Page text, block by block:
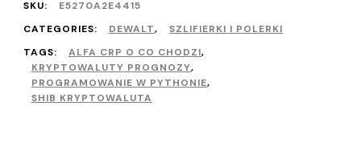
SKU:
E5270A2E4415
CATEGORIES:
DEWALT,
SZLIFIERKI I POLERKI
TAGS:
ALFA CRP O CO CHODZI,
KRYPTOWALUTY PROGNOZY,
PROGRAMOWANIE W PYTHONIE,
SHIB KRYPTOWALUTA